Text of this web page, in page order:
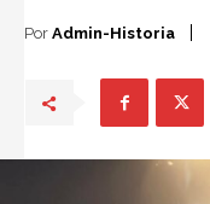
Por Admin-Historia